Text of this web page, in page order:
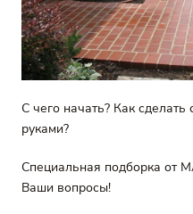
С чего начать? Как
руками?
Специальная подборка от
Ваши вопросы!